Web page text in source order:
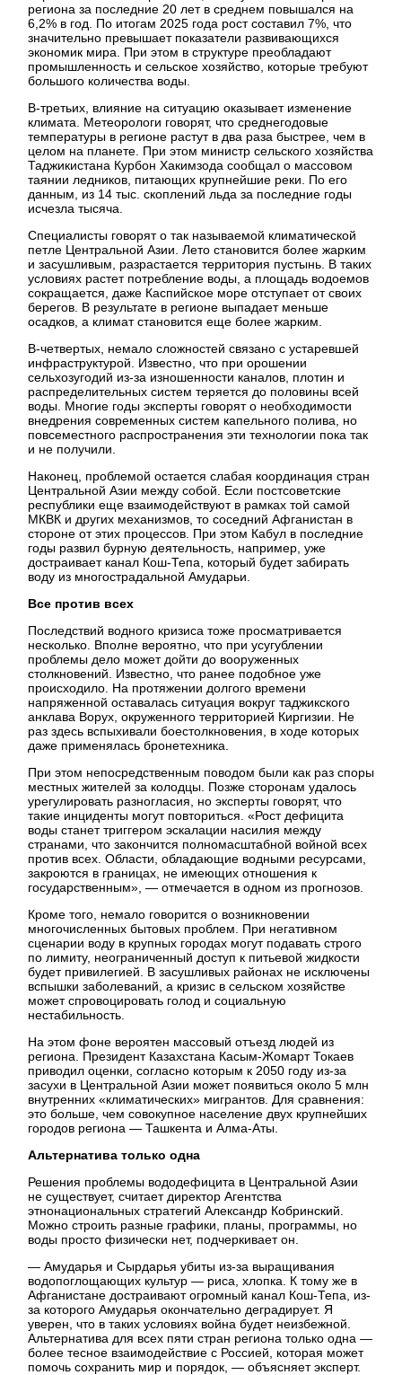
региона за последние 20 лет в среднем повышался на
6,2% в год. По итогам 2025 года рост составил 7%, что
значительно превышает показатели развивающихся
экономик мира. При этом в структуре преобладают
промышленность и сельское хозяйство, которые требуют
большого количества воды.
В-третьих, влияние на ситуацию оказывает изменение
климата. Метеорологи говорят, что среднегодовые
температуры в регионе растут в два раза быстрее, чем в
целом на планете. При этом министр сельского хозяйства
Таджикистана Курбон Хакимзода сообщал о массовом
таянии ледников, питающих крупнейшие реки. По его
данным, из 14 тыс. скоплений льда за последние годы
исчезла тысяча.
Специалисты говорят о так называемой климатической
петле Центральной Азии. Лето становится более жарким
и засушливым, разрастается территория пустынь. В таких
условиях растет потребление воды, а площадь водоемов
сокращается, даже Каспийское море отступает от своих
берегов. В результате в регионе выпадает меньше
осадков, а климат становится еще более жарким.
В-четвертых, немало сложностей связано с устаревшей
инфраструктурой. Известно, что при орошении
сельхозугодий из-за изношенности каналов, плотин и
распределительных систем теряется до половины всей
воды. Многие годы эксперты говорят о необходимости
внедрения современных систем капельного полива, но
повсеместного распространения эти технологии пока так
и не получили.
Наконец, проблемой остается слабая координация стран
Центральной Азии между собой. Если постсоветские
республики еще взаимодействуют в рамках той самой
МКВК и других механизмов, то соседний Афганистан в
стороне от этих процессов. При этом Кабул в последние
годы развил бурную деятельность, например, уже
достраивает канал Кош-Тепа, который будет забирать
воду из многострадальной Амударьи.
Все против всех
Последствий водного кризиса тоже просматривается
несколько. Вполне вероятно, что при усугублении
проблемы дело может дойти до вооруженных
столкновений. Известно, что ранее подобное уже
происходило. На протяжении долгого времени
напряженной оставалась ситуация вокруг таджикского
анклава Ворух, окруженного территорией Киргизии. Не
раз здесь вспыхивали боестолкновения, в ходе которых
даже применялась бронетехника.
При этом непосредственным поводом были как раз споры
местных жителей за колодцы. Позже сторонам удалось
урегулировать разногласия, но эксперты говорят, что
такие инциденты могут повториться. «Рост дефицита
воды станет триггером эскалации насилия между
странами, что закончится полномасштабной войной всех
против всех. Области, обладающие водными ресурсами,
закроются в границах, не имеющих отношения к
государственным», — отмечается в одном из прогнозов.
Кроме того, немало говорится о возникновении
многочисленных бытовых проблем. При негативном
сценарии воду в крупных городах могут подавать строго
по лимиту, неограниченный доступ к питьевой жидкости
будет привилегией. В засушливых районах не исключены
вспышки заболеваний, а кризис в сельском хозяйстве
может спровоцировать голод и социальную
нестабильность.
На этом фоне вероятен массовый отъезд людей из
региона. Президент Казахстана Касым-Жомарт Токаев
приводил оценки, согласно которым к 2050 году из-за
засухи в Центральной Азии может появиться около 5 млн
внутренних «климатических» мигрантов. Для сравнения:
это больше, чем совокупное население двух крупнейших
городов региона — Ташкента и Алма-Аты.
Альтернатива только одна
Решения проблемы вододефицита в Центральной Азии
не существует, считает директор Агентства
этнонациональных стратегий Александр Кобринский.
Можно строить разные графики, планы, программы, но
воды просто физически нет, подчеркивает он.
— Амударья и Сырдарья убиты из-за выращивания
водопоглощающих культур — риса, хлопка. К тому же в
Афганистане достраивают огромный канал Кош-Тепа, из-
за которого Амударья окончательно деградирует. Я
уверен, что в таких условиях война будет неизбежной.
Альтернатива для всех пяти стран региона только одна —
более тесное взаимодействие с Россией, которая может
помочь сохранить мир и порядок, — объясняет эксперт.